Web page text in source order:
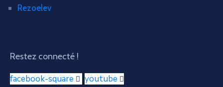
Rezoelev
Restez connecté !
facebook-square youtube